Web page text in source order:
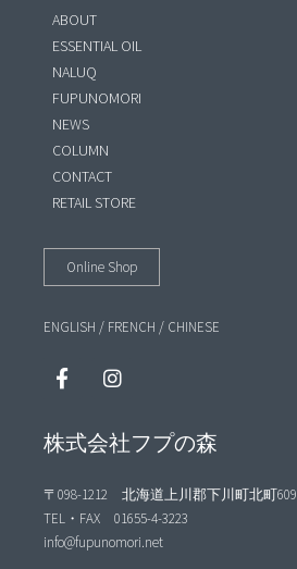
ABOUT
ESSENTIAL OIL
NALUQ
FUPUNOMORI
NEWS
COLUMN
CONTACT
RETAIL STORE
Online Shop
ENGLISH / FRENCH / CHINESE
株式会社フプの森
〒098-1212 北海道上川郡下川町北町609
TEL・FAX 01655-4-3223
info@fupunomori.net